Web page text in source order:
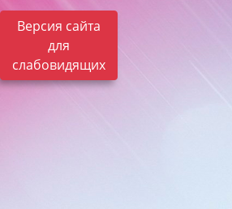
Версия сайта
для
слабовидящих